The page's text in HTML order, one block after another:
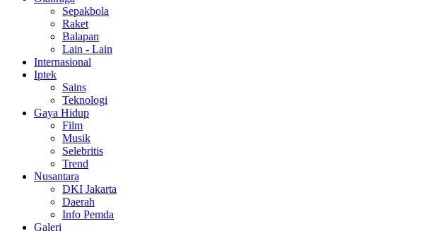
Sepakbola
Raket
Balapan
Lain - Lain
Internasional
Iptek
Sains
Teknologi
Gaya Hidup
Film
Musik
Selebritis
Trend
Nusantara
DKI Jakarta
Daerah
Info Pemda
Galeri